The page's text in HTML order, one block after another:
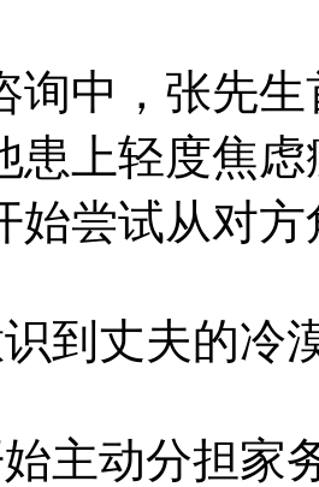
询中，张先
患上轻度焦
始尝试从对
到丈夫的冷
主动分担家